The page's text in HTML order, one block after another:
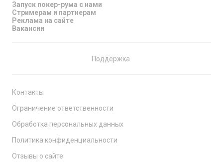
Поддержка
Запуск покер-рума с нами
Стримерам и партнерам
Реклама на сайте
Вакансии
Контакты
Ограничение ответственности
Обработка персональных данных
Политика конфиденциальности
Отзывы о сайте